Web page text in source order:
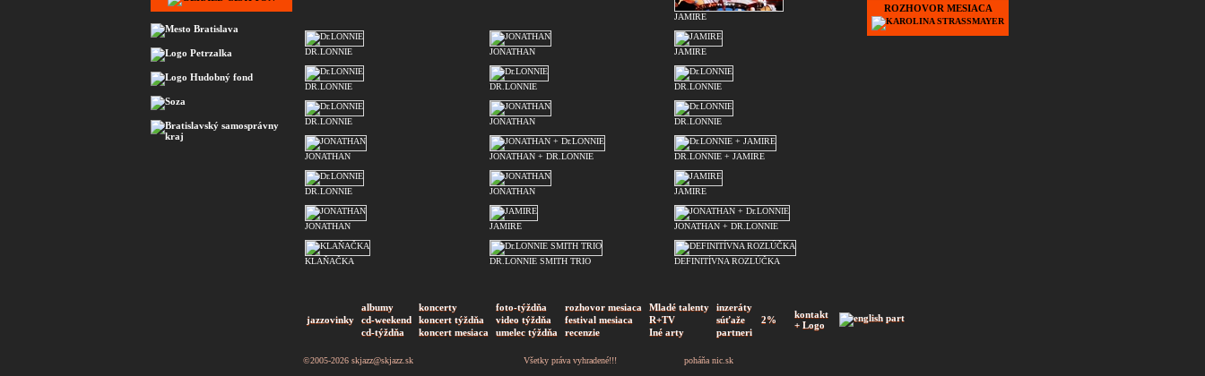
JAMIRE
DR.LONNIE JONATHAN JAMIRE
DR.LONNIE DR.LONNIE DR.LONNIE
DR.LONNIE JONATHAN DR.LONNIE
JONATHAN JONATHAN + DR.LONNIE DR.LONNIE + JAMIRE
DR.LONNIE JONATHAN JAMIRE
JONATHAN JAMIRE JONATHAN + DR.LONNIE
KLAŇAČKA DR.LONNIE SMITH TRIO DEFINITÍVNA ROZLÚČKA
ROZHOVOR MESIACA
jazzovinky
albumy koncerty foto-týždňa rozhovor mesiaca Mladé talenty
inzeráty
2%
kontakt
+ Logo
cd-weekend koncert týždňa video týždňa festival mesiaca R+TV
súťaže
cd-týždňa
koncert mesiaca umelec týždňa recenzie Iné arty partneri
©2005-2026 skjazz@skjazz.sk Všetky práva vyhradené!!! poháňa nic.sk